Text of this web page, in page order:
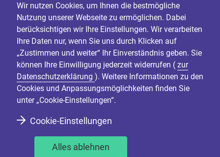
Wir nutzen Cookies, um Ihnen die bestmögliche
Nutzung unserer Webseite zu ermöglichen. Dabei
berücksichtigen wir Ihre Einstellungen. Wir verarbeiten
Ihre Daten nur, wenn Sie uns durch Klicken auf
„Zustimmen und weiter“ Ihr Einverständnis geben. Sie
können Ihre Einwilligung jederzeit widerrufen ( zur
Datenschutzerklärung ). Weitere Informationen zu den
Cookies und Anpassungsmöglichkeiten finden Sie
unter „Cookie-Einstellungen“.
Cookie-Einstellungen
Alles ablehnen